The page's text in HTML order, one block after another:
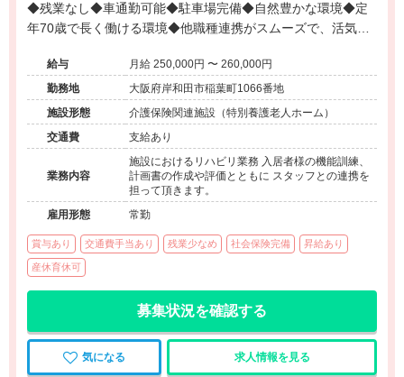
◆残業なし◆車通勤可能◆駐車場完備◆自然豊かな環境◆定
年70歳で長く働ける環境◆他職種連携がスムーズで、活気あ
給与
月給 250,000円 〜 260,000円
勤務地
大阪府岸和田市稲葉町1066番地
施設形態
介護保険関連施設（特別養護老人ホーム）
交通費
支給あり
業務内容
施設におけるリハビリ業務 入居者様の機能訓練、
計画書の作成や評価とともに スタッフとの連携を
担って頂きます。
雇用形態
常勤
賞与あり 交通費手当あり 残業少なめ 社会保険完備 昇給あり
産休育休可
募集状況を確認する
気になる 求人情報を見る